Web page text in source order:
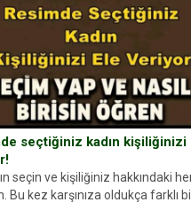
seçtiğiniz kadın kişiliğinizi
seçin ve kişiliğiniz hakkındaki
Bu kez karşınıza oldukça farklı